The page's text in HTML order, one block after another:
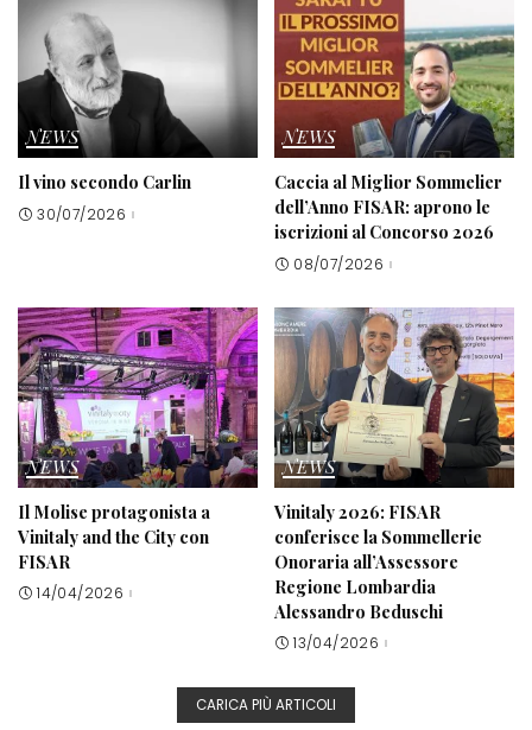
NEWS
Il vino secondo Carlin
30/07/2026
NEWS
Caccia al Miglior Sommelier
dell’Anno FISAR: aprono le
iscrizioni al Concorso 2026
08/07/2026
NEWS
Il Molise protagonista a
Vinitaly and the City con
FISAR
14/04/2026
NEWS
Vinitaly 2026: FISAR
conferisce la Sommellerie
Onoraria all’Assessore
Regione Lombardia
Alessandro Beduschi
13/04/2026
CARICA PIÙ ARTICOLI